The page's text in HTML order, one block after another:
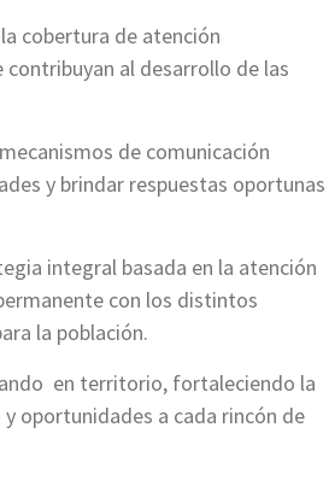
cobertura de atención
al desarrollo de las
de comunicación
y brindar respuestas oportunas
integral basada en la atención
con los distintos
la población.
en territorio, fortaleciendo la
oportunidades a cada rincón de